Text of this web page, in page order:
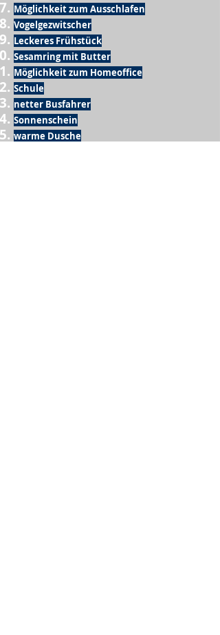
Möglichkeit zum Ausschlafen
Vogelgezwitscher
Leckeres Frühstück
Sesamring mit Butter
Möglichkeit zum Homeoffice
Schule
netter Busfahrer
Sonnenschein
warme Dusche